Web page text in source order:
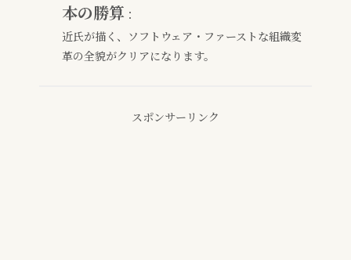
本の勝算 ：
近氏が描く、ソフトウェア・ファーストな組織変
革の全貌がクリアになります。
スポンサーリンク